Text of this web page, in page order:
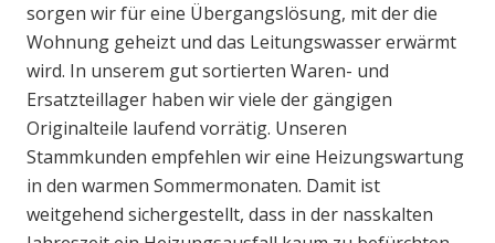
sorgen wir für eine Übergangslösung, mit der die
Wohnung geheizt und das Leitungswasser erwärmt
wird. In unserem gut sortierten Waren- und
Ersatzteillager haben wir viele der gängigen
Originalteile laufend vorrätig. Unseren
Stammkunden empfehlen wir eine Heizungswartung
in den warmen Sommermonaten. Damit ist
weitgehend sichergestellt, dass in der nasskalten